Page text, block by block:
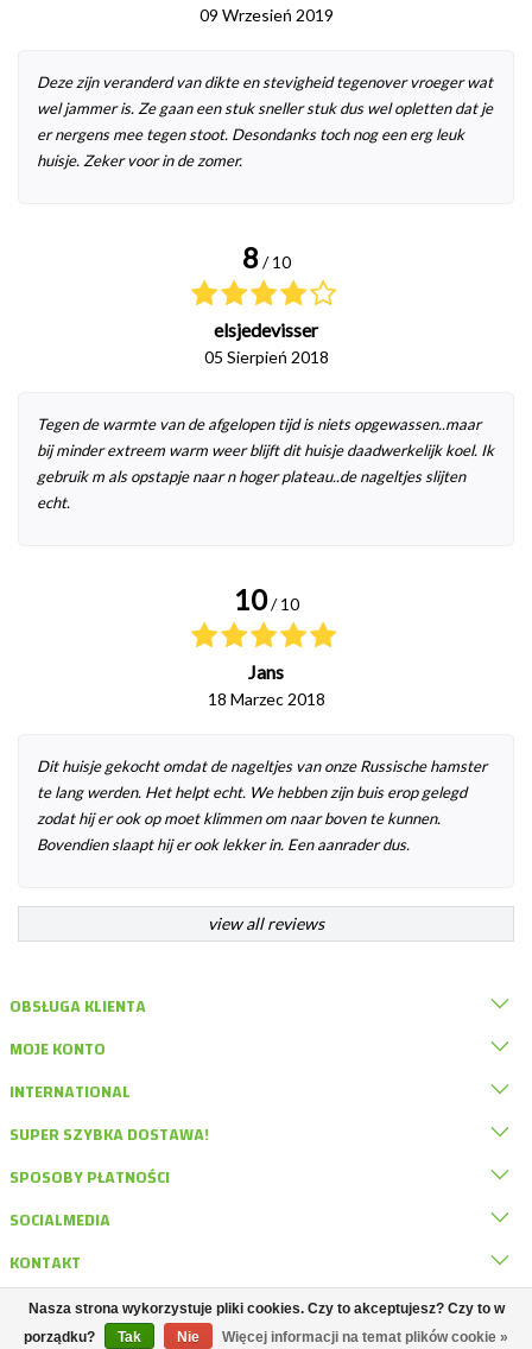
09 Wrzesień 2019
Deze zijn veranderd van dikte en stevigheid tegenover vroeger wat
wel jammer is. Ze gaan een stuk sneller stuk dus wel opletten dat je
er nergens mee tegen stoot. Desondanks toch nog een erg leuk
huisje. Zeker voor in de zomer.
8 / 10
elsjedevisser
05 Sierpień 2018
Tegen de warmte van de afgelopen tijd is niets opgewassen..maar
bij minder extreem warm weer blijft dit huisje daadwerkelijk koel. Ik
gebruik m als opstapje naar n hoger plateau..de nageltjes slijten
echt.
10 / 10
Jans
18 Marzec 2018
Dit huisje gekocht omdat de nageltjes van onze Russische hamster
te lang werden. Het helpt echt. We hebben zijn buis erop gelegd
zodat hij er ook op moet klimmen om naar boven te kunnen.
Bovendien slaapt hij er ook lekker in. Een aanrader dus.
view all reviews
OBSŁUGA KLIENTA
MOJE KONTO
INTERNATIONAL
SUPER SZYBKA DOSTAWA!
SPOSOBY PŁATNOŚCI
SOCIALMEDIA
KONTAKT
© DRD Knaagdierwinkel
Nasza strona wykorzystuje pliki cookies. Czy to akceptujesz? Czy to w
porządku?
Tak Nie Więcej informacji na temat plików cookie »